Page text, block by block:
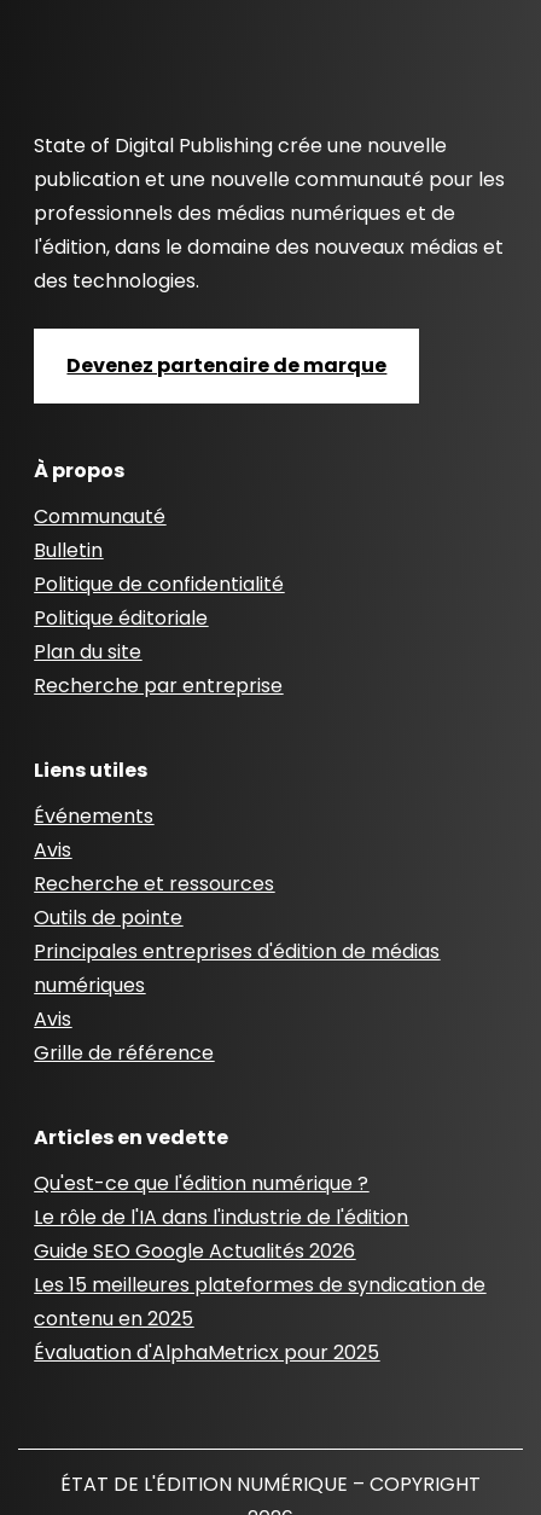
State of Digital Publishing crée une nouvelle
publication et une nouvelle communauté pour les
professionnels des médias numériques et de
l'édition, dans le domaine des nouveaux médias et
des technologies.
Devenez partenaire de marque
À propos
Communauté
Bulletin
Politique de confidentialité
Politique éditoriale
Plan du site
Recherche par entreprise
Liens utiles
Événements
Avis
Recherche et ressources
Outils de pointe
Principales entreprises d'édition de médias
numériques
Avis
Grille de référence
Articles en vedette
Qu'est-ce que l'édition numérique ?
Le rôle de l'IA dans l'industrie de l'édition
Guide SEO Google Actualités 2026
Les 15 meilleures plateformes de syndication de
contenu en 2025
Évaluation d'AlphaMetricx pour 2025
ÉTAT DE L'ÉDITION NUMÉRIQUE – COPYRIGHT